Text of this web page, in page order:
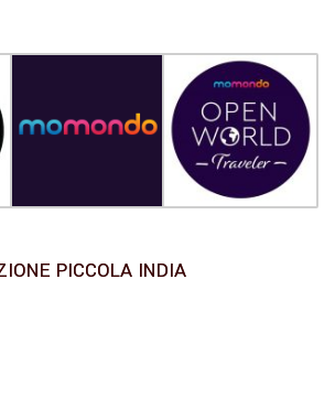
PICCOLA INDIA